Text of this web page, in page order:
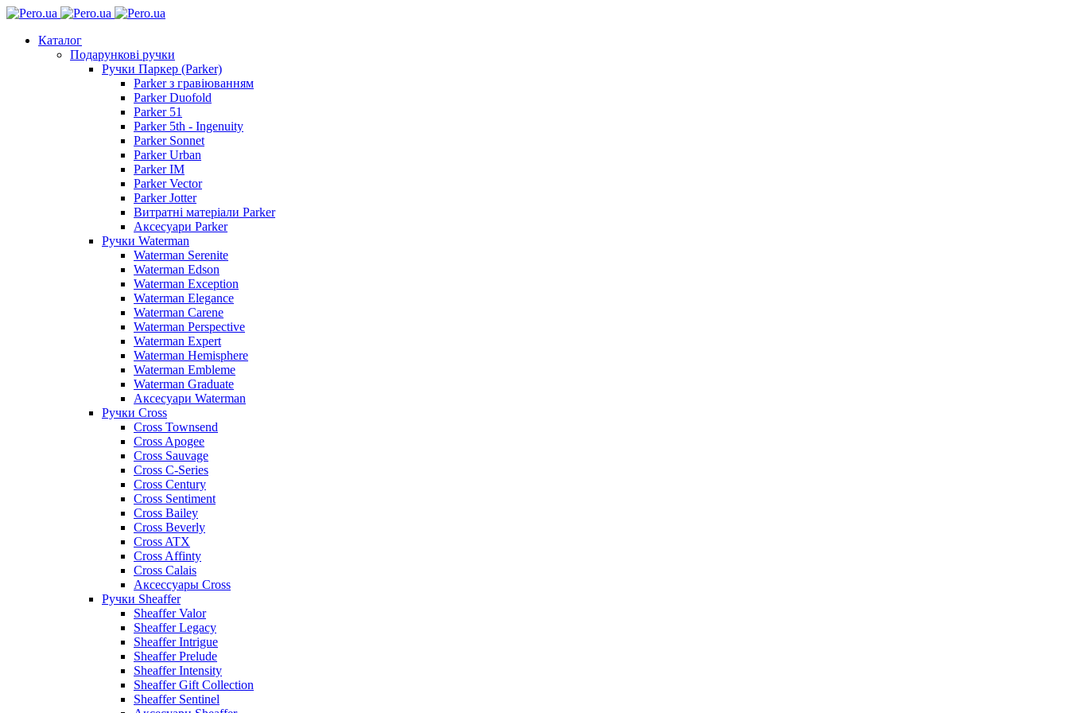
Каталог
Подарункові ручки
Ручки Паркер (Parker)
Parker з гравіюванням
Parker Duofold
Parker 51
Parker 5th - Ingenuity
Parker Sonnet
Parker Urban
Parker IM
Parker Vector
Parker Jotter
Витратні матеріали Parker
Аксесуари Parker
Ручки Waterman
Waterman Serenite
Waterman Edson
Waterman Exception
Waterman Elegance
Waterman Carene
Waterman Perspective
Waterman Expert
Waterman Hemisphere
Waterman Embleme
Waterman Graduate
Аксесуари Waterman
Ручки Cross
Cross Townsend
Cross Apogee
Cross Sauvage
Cross C-Series
Cross Сentury
Cross Sentiment
Cross Bailey
Cross Beverly
Cross ATX
Cross Affinty
Cross Calais
Аксессуары Cross
Ручки Sheaffer
Sheaffer Valor
Sheaffer Legacy
Sheaffer Intrigue
Sheaffer Prelude
Sheaffer Intensity
Sheaffer Gift Collection
Sheaffer Sentinel